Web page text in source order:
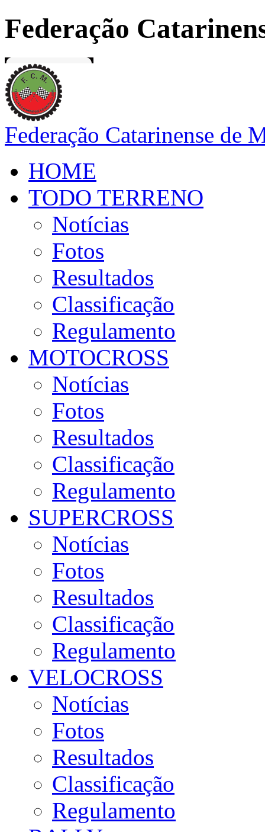
Federação
Federação Catarinense de
HOME
TODO TERRENO
Notícias
Fotos
Resultados
Classificação
Regulamento
MOTOCROSS
Notícias
Fotos
Resultados
Classificação
Regulamento
SUPERCROSS
Notícias
Fotos
Resultados
Classificação
Regulamento
VELOCROSS
Notícias
Fotos
Resultados
Classificação
Regulamento